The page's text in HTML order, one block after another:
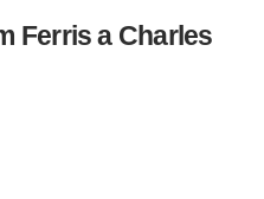
Ferris a Charles